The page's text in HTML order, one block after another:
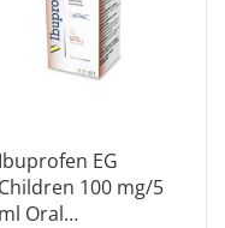
Ibuprofen EG
Children 100 mg/5
ml Oral